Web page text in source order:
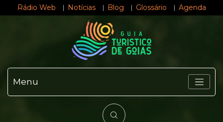
Rádio Web Notícias Blog Glossário Agenda
Menu